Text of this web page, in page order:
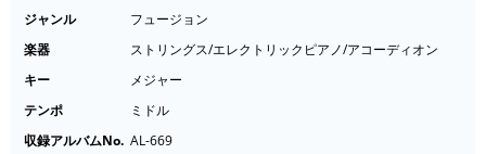
ジャンル
フュージョン
楽器
ストリングス/エレクトリックピアノ/アコーディオン
キー
メジャー
テンポ
ミドル
収録アルバムNo. AL-669